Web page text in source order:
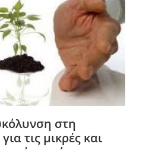
στη
τις μικρές και